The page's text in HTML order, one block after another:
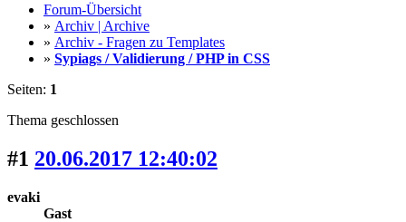
Forum-Übersicht
» Archiv | Archive
» Archiv - Fragen zu Templates
» Sypiags / Validierung / PHP in CSS
Seiten: 1
Thema geschlossen
#1 20.06.2017 12:40:02
evaki
Gast